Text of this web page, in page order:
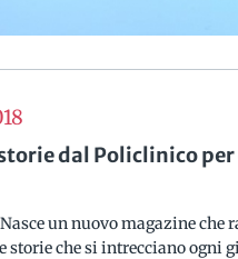
dal Policlinico per
Nasce un nuovo magazine che
storie che si intrecciano ogni